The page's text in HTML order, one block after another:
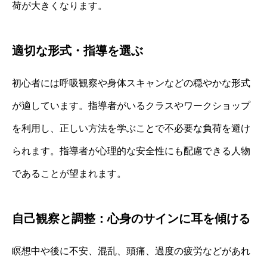
荷が大きくなります。
適切な形式・指導を選ぶ
初心者には呼吸観察や身体スキャンなどの穏やかな形式
が適しています。指導者がいるクラスやワークショップ
を利用し、正しい方法を学ぶことで不必要な負荷を避け
られます。指導者が心理的な安全性にも配慮できる人物
であることが望まれます。
自己観察と調整：心身のサインに耳を傾ける
瞑想中や後に不安、混乱、頭痛、過度の疲労などがあれ